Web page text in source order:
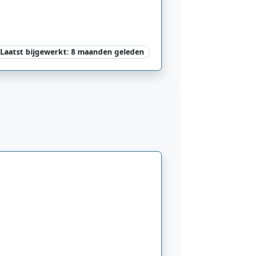
Laatst bijgewerkt: 8 maanden geleden